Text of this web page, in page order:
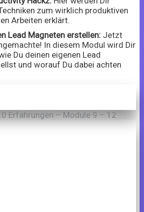
zum wirklich produktiven
Arbeiten erklärt.
Lead Magneten erstellen: Jetzt
In diesem Modul wird Dir
Du deinen eigenen Lead
und worauf Du dabei achten
Erfahrungen – Module 9 – 12